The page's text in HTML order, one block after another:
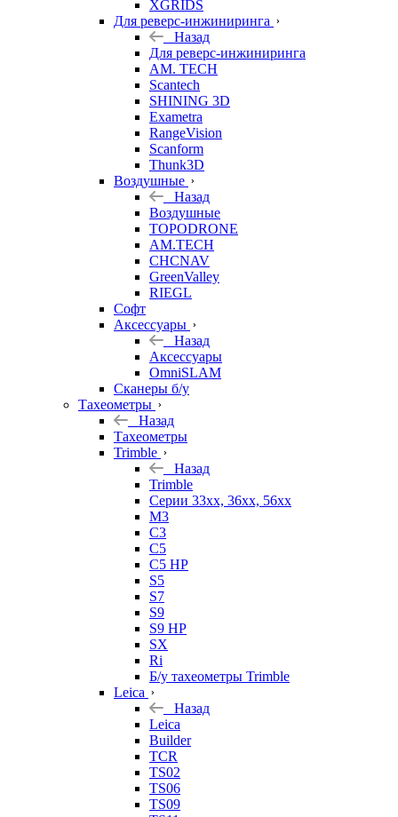
XGRIDS
Для реверс-инжиниринга
Назад
Для реверс-инжиниринга
AM. TECH
Scantech
SHINING 3D
Exametra
RangeVision
Scanform
Thunk3D
Воздушные
Назад
Воздушные
TOPODRONE
AM.TECH
CHCNAV
GreenValley
RIEGL
Софт
Аксессуары
Назад
Аксессуары
OmniSLAM
Сканеры б/у
Тахеометры
Назад
Тахеометры
Trimble
Назад
Trimble
Серии 33xx, 36xx, 56xx
M3
C3
C5
C5 HP
S5
S7
S9
S9 HP
SX
Ri
Б/у тахеометры Trimble
Leica
Назад
Leica
Builder
TCR
TS02
TS06
TS09